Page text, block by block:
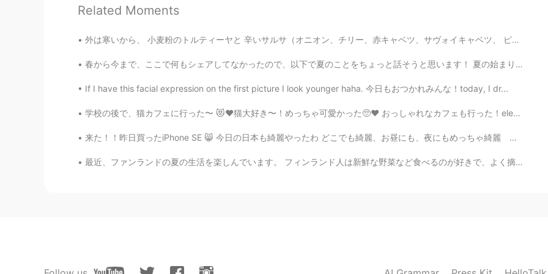
Sid
Can i follow ur page?
KR EN
Shall we be friends?
KR EN
Related Moments
外は寒いから、 小麦粉のトルティーヤと 辛いサルサ（オニオン、チリー、赤キャベツ、サヴォイキャベツ、 ピーマン、ニンニク、コリアンダー、タラゴン、ディジョンマスタード、 オリーブオイル、赤ワイン...
春から今まで、ここで何もシェアしてなかったので、以下で夏のことをちょっと話そうと思います！ 夏の始まりに、前から毎週参加していた言語のイベントのホストになりました！2枚目と3枚目はそのイベント...
If I have this facial expression on the first picture I look younger haha. 今日もおつかれみんな！today, I dr...
学校の後で、猫カフェに行った〜 😻♥️猫大好き〜！めっちゃ可愛かった🥺♥️ おっしゃれなカフェも行った！elephant factoryというカフェ！フルーツアイスティー飲んだ🤤とても美味しかっ...
来た！！昨日買ったiPhone SE 😸 今日の日本も綺麗やったわ どこでも綺麗、お昼にも、夜にもめっちゃ綺麗 今日もお疲れ様でした皆さん、このアプリを使って色々な人と話して嬉しい✨お友達になっ...
最近、ファンランドの夏の生活を楽しんでいます。 フィンランド人は新鮮な野菜など食べるのが好きで、よく摘み取って、直接的に食べます。例えば、写真にあるエンドウ豆は人気です。でも、食べる間に気をつ...